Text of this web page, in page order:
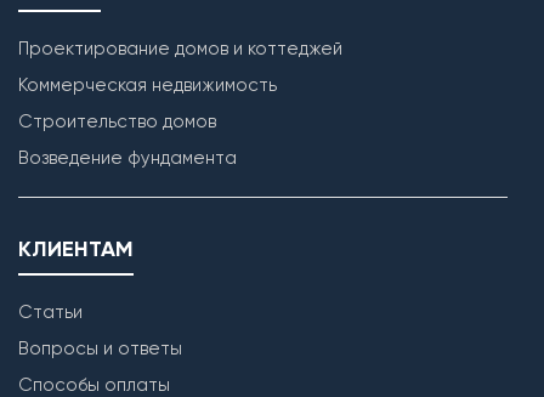
Проектирование домов и коттеджей
Коммерческая недвижимость
Строительство домов
Возведение фундамента
КЛИЕНТАМ
Статьи
Вопросы и ответы
Способы оплаты